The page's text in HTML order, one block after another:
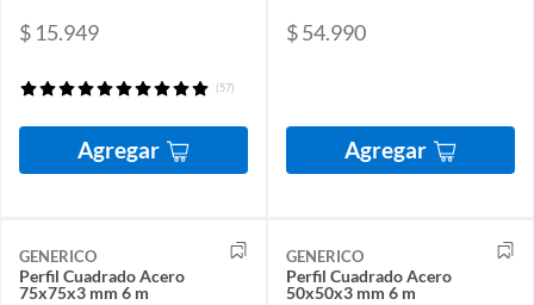
$ 15.949
(57)
Agregar
$ 54.990
Agregar
GENERICO
Perfil Cuadrado Acero
75x75x3 mm 6 m
GENERICO
Perfil Cuadrado Acero
50x50x3 mm 6 m